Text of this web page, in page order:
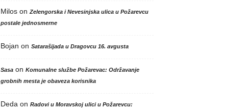
Miloson Zelengorska i Nevesinjska ulica u Požarevcu
postale jednosmerne
Bojan on Satarašijada u Dragovcu 16. avgusta
Sasaon Komunalne službe Požarevac: Održavanje
grobnih mesta je obaveza korisnika
Deda on Radovi u Moravskoj ulici u Požarevcu: